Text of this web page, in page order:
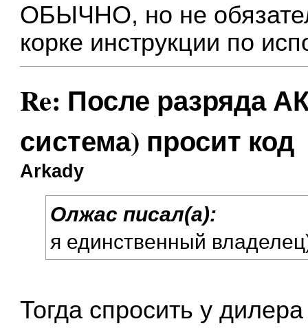
ОБЫЧНО, но не
корке инструкции по
Re: После разряда
система) просит код
Arkady
Олжас писал(а):
я единственный
Тогда спросить у